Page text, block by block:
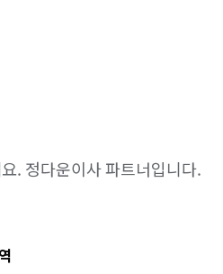
. 정다운이사 파트너입니다.